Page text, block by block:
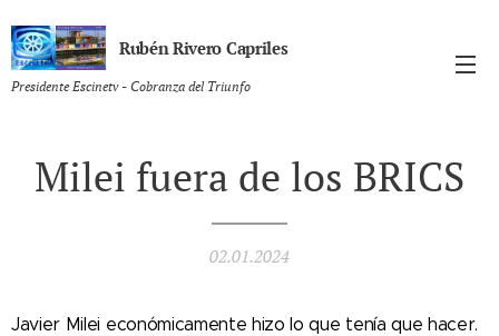
Rubén Rivero Capriles
Presidente Escinetv - Cobranza del Triunfo
Milei fuera de los BRICS
02.01.2024
Javier Milei económicamente hizo lo que tenía que hacer.